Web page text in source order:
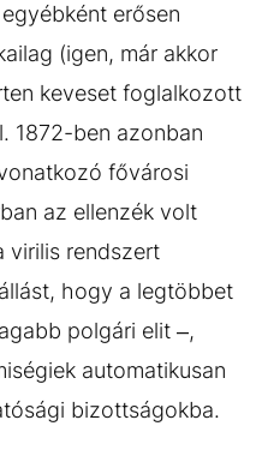
erősen
(igen, már akkor
keveset foglalkozott
1872-ben azonban
fővárosi
az ellenzék volt
virilis rendszert
hogy a legtöbbet
polgári elit –,
automatikusan
bizottságokba.